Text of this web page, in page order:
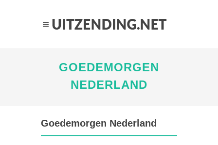
GOEDEMORGEN
NEDERLAND
Goedemorgen Nederland